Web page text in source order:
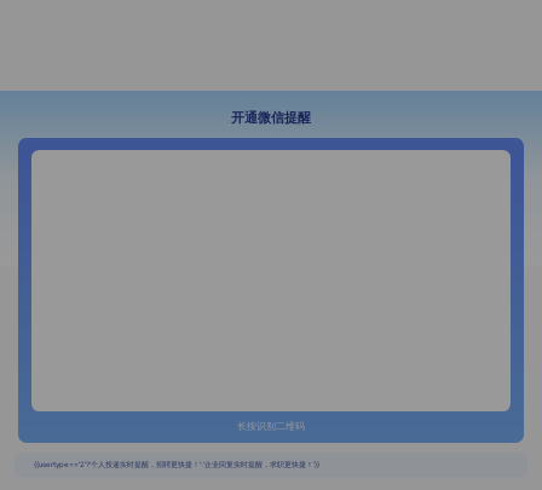
开通微信提醒
长按识别二维码
{{usertype=='2'?'个人投递实时提醒，招聘更快捷！':'企业回复实时提醒，求职更快捷！'}}